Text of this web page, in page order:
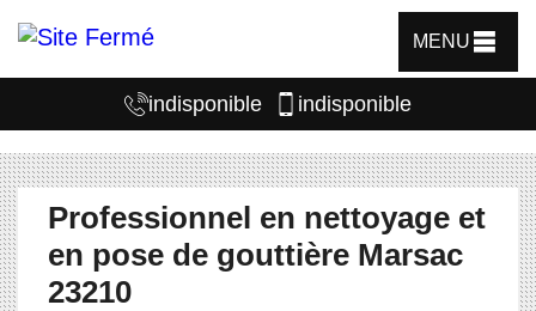
MENU
indisponible indisponible
Professionnel en nettoyage et
en pose de gouttière Marsac
23210